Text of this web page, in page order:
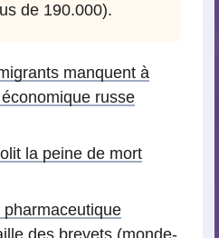
de 190.000).
manquent à
économique russe
la peine de mort